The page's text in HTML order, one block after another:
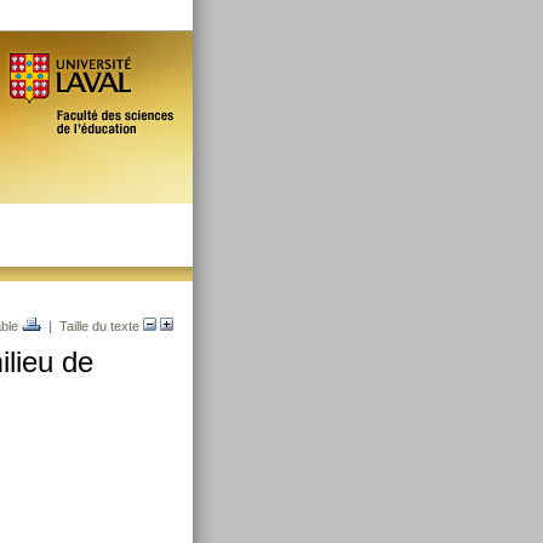
| Taille du texte
de